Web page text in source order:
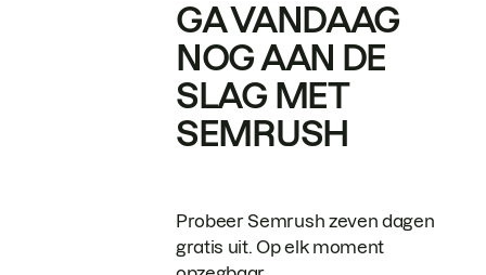
GA VANDAAG
NOG AAN DE
SLAG MET
SEMRUSH
Probeer Semrush zeven dagen
gratis uit. Op elk moment